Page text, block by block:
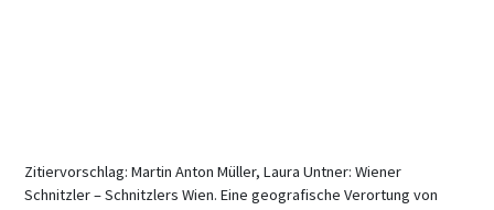
Zitiervorschlag: Martin Anton Müller, Laura Untner: Wiener
Schnitzler – Schnitzlers Wien. Eine geografische Verortung von